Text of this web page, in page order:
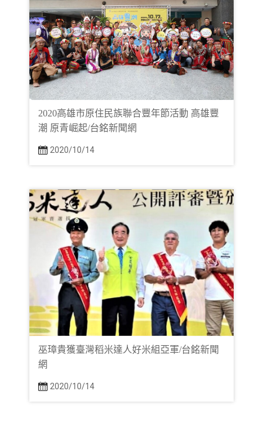
2020高雄市原住民族聯合豐年節活動 高雄豐
潮 原青崛起/台銘新聞網
2020/10/14
巫璋貴獲臺灣稻米達人好米組亞軍/台銘新聞
網
2020/10/14